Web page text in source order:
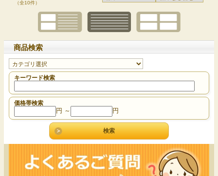
（全10件）
商品検索
キーワード検索
価格帯検索
円 ～ 円